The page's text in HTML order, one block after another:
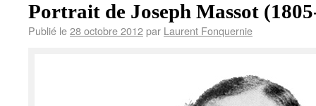
Portrait de Joseph Massot
Publié le28 octobre 2012par Laurent Fonquernie